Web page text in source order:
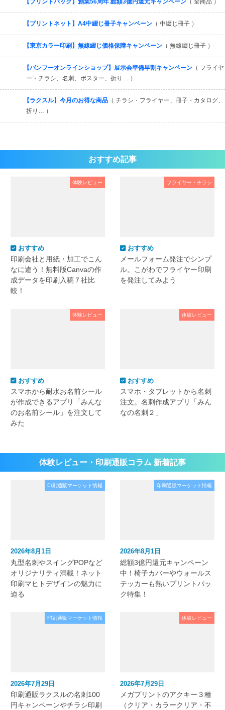
【プリントパック】創業56周年 総額3億円還元キャンペーン （ 全商品 ）
【プリントネット】A4中綴じ冊子キャンペーン （ 中綴じ冊子 ）
【東京カラー印刷】無線綴じ価格保障キャンペーン （ 無線綴じ冊子 ）
【バンフーオンラインショップ】展示会準備早割キャンペーン （ フライヤ
ー・チラシ、名刺、ポスター、折り… ）
【ラクスル】今月のお得な商品 （ チラシ・フライヤー、冊子・カタログ、
折り… ）
おすすめ記事
体験レビュー
おすすめ
印刷会社と用紙・加工でこん
なに違う！無料版Canvaの作
成データを印刷入稿７社比
較！
フライヤー・チラシ
おすすめ
メールフォーム発注でシンプ
ル。こがわでフライヤー印刷
を発注してみよう
体験レビュー
おすすめ
スマホから耐水お名前シール
が作成できるアプリ「みんな
のお名前シール」を注文して
みた
体験レビュー
おすすめ
スマホ・タブレットから名刺
注文。名刺作成アプリ「みん
なの名刺２」
体験レビュー・印刷通販コラム 新着記事
印刷通販マーケット情報
2026年8月1日
丸型名刺やスイングPOPなど
オリジナリティ満載！ネット
印刷マヒトデザインの魅力に
迫る
印刷通販マーケット情報
2026年8月1日
総額3億円還元キャンペーン
中！椅子カバーやウォールス
テッカーも熱いプリントパッ
ク特集！
印刷通販マーケット情報
2026年7月29日
印刷通販ラクスルの名刺100
円キャンペーンやチラシ印刷
体験レビュー
2026年7月29日
メガプリントのアクキー３種
（クリア・カラークリア・不